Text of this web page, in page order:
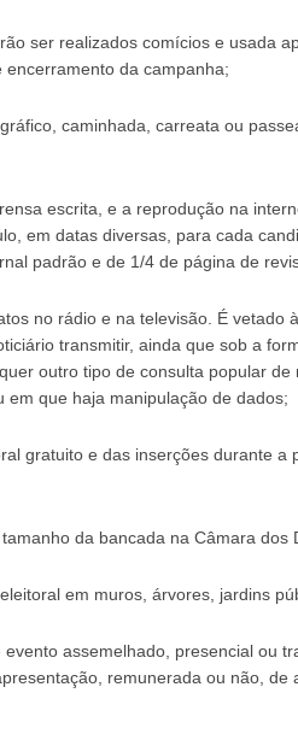
ser realizados comícios e usada
da campanha;
caminhada, carreata ou
escrita, e a reprodução na
em datas diversas, para cada
padrão e de 1/4 de página de
no rádio e na televisão. É vetado
transmitir, ainda que sob a
outro tipo de consulta popular
que haja manipulação de dados;
gratuito e das inserções durante a
da bancada na Câmara dos
em muros, árvores, jardins
assemelhado, presencial ou
remunerada ou não, de